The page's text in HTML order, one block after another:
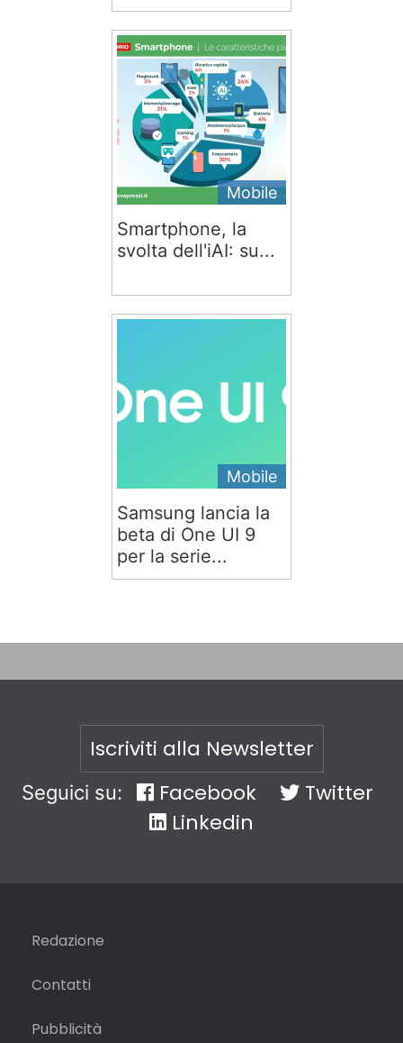
Mobile
Smartphone, la
svolta dell'iAI: su...
Mobile
Samsung lancia la
beta di One UI 9
per la serie...
Iscriviti alla Newsletter
Seguici su: Facebook
Twitter
Linkedin
Redazione
Contatti
Pubblicità